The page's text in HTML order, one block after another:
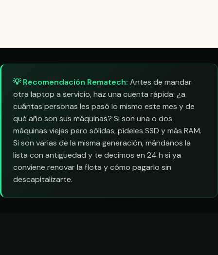
💡 Recomendación Rematech: Antes de mandar
otra laptop a servicio, haz una cuenta rápida: ¿a
cuántas personas les pasó lo mismo este mes y de
qué año son sus máquinas? Si son una o dos
máquinas viejas pero sólidas, pídeles SSD y más RAM.
Si son varias de la misma generación, mándanos la
lista con antigüedad y te decimos en 24 h si ya
conviene renovar la flota y cómo pagarlo sin
descapitalizarte.